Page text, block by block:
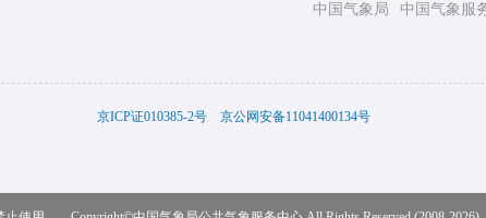
中国气象局 中国气象服
京ICP证010385-2号 京公网安备11041400134号